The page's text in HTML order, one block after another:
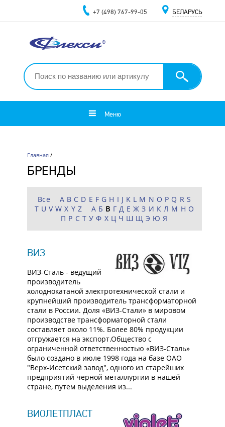
+7 (498) 767-99-05 БЕЛАРУСЬ
Меню
Главная/
БРЕНДЫ
Все A B C D E F G H I J K L M N O P Q R S
T U V W X Y Z А Б В Г Д Е Ж З И К Л М Н О
П Р С Т У Ф Х Ц Ч Ш Щ Э Ю Я
ВИЗ
ВИЗ-Сталь - ведущий
производитель
холоднокатаной электротехнической стали и
крупнейший производитель трансформаторной
стали в России. Доля «ВИЗ-Стали» в мировом
производстве трансформаторной стали
составляет около 11%. Более 80% продукции
отгружается на экспорт.Общество с
ограниченной ответственностью «ВИЗ-Сталь»
было создано в июле 1998 года на базе ОАО
"Верх-Исетский завод", одного из старейших
предприятий черной металлургии в нашей
стране, путем выделения из...
ВИОЛЕТПЛАСТ